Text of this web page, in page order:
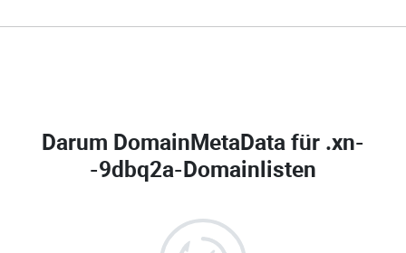
Darum DomainMetaData für .xn-
-9dbq2a-Domainlisten